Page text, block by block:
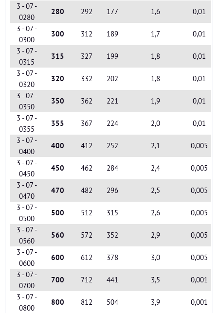
3 - 07 -
0280
280 292 177 1,6
0,01
3 - 07 -
0300
300 312 189 1,7
0,01
3 - 07 -
0315
315 327 199 1,8
0,01
3 - 07 -
0320
320 332 202 1,8
0,01
3 - 07 -
0350
350 362 221 1,9
0,01
3 - 07 -
0355
355 367 224 2,0
0,01
3 - 07 -
0400
400 412 252 2,1
0,005
3 - 07 -
0450
450 462 284 2,4
0,005
3 - 07 -
0470
470 482 296 2,5
0,005
3 - 07 -
0500
500 512 315 2,6
0,005
3 - 07 -
0560
560 572 352 2,9
0,005
3 - 07 -
0600
600 612 378 3,0
0,005
3 - 07 -
0700
700 712 441 3,5
0,001
3 - 07 -
0800
800 812 504 3,9
0,001